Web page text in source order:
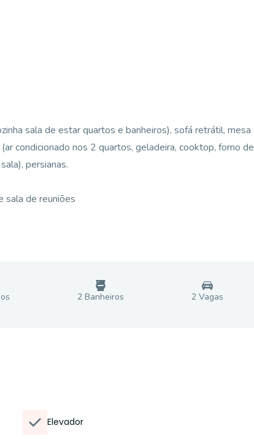
sala de estar quartos e banheiros), sofá retrátil, mesa
condicionado nos 2 quartos, geladeira, cooktop, forno de
persianas.
sala de reuniões
s 2 Banheiros 2 Vagas
Elevador